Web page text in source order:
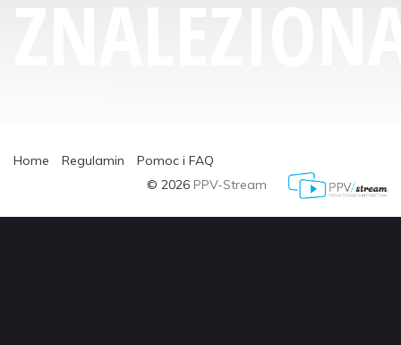
Home Regulamin
Pomoc i FAQ
© 2026 PPV-Stream